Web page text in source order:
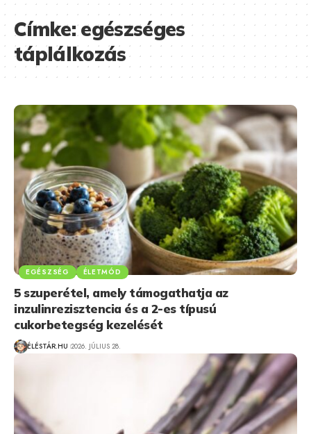
Címke:egészséges
táplálkozás
EGÉSZSÉG ÉLETMÓD
5 szuperétel, amely támogathatja az
inzulinrezisztencia és a 2-es típusú
cukorbetegség kezelését
ÉLÉSTÁR.HU 2026. JÚLIUS 28.